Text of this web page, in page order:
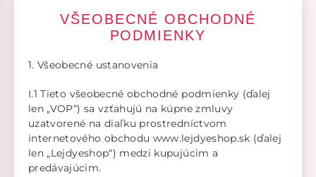
VŠEOBECNÉ OBCHODNÉ
PODMIENKY
1. Všeobecné ustanovenia
I.1 Tieto všeobecné obchodné podmienky (ďalej
len „VOP“) sa vzťahujú na kúpne zmluvy
uzatvorené na diaľku prostredníctvom
internetového obchodu www.lejdyeshop.sk (ďalej
len „Lejdyeshop“) medzi kupujúcim a
predávajúcim.